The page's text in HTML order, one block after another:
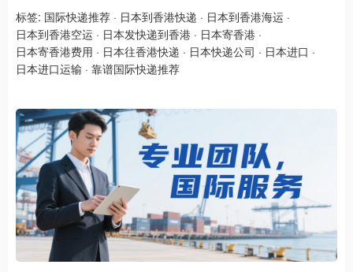
标签: 国际快递推荐 · 日本到香港快递 · 日本到香港海运 ·
日本到香港空运 · 日本发快递到香港 · 日本寄香港 ·
日本寄香港费用 · 日本往香港快递 · 日本快递公司 · 日本进口 ·
日本进口运输 · 靠谱国际快递推荐